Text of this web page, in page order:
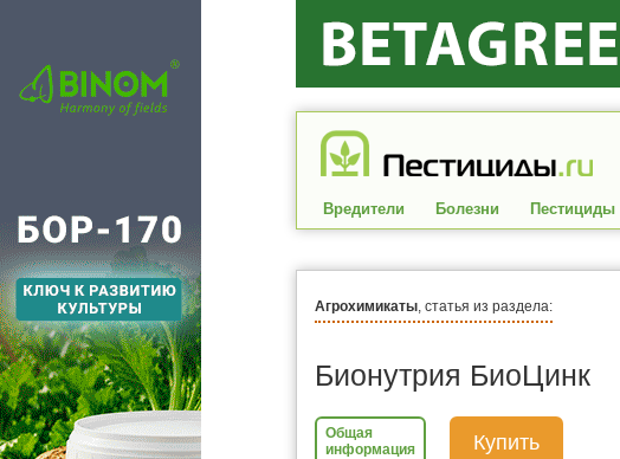
Вредители Болезни Пестициды
Агрохимикаты, статья из раздела:
Бионутрия БиоЦинк
Общая
информация
Купить